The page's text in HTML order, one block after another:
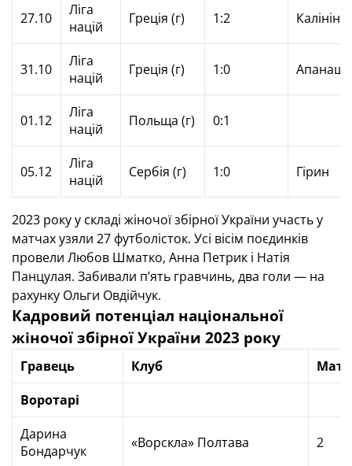
27.10
Ліга
націй
Греція (г) 1:2 Калініна
31.10
Ліга
націй
Греція (г) 1:0
01.12
Ліга
націй
Польща (г) 0:1
05.12
Ліга
націй
Сербія (г) 1:0 Гірин
2023 року у складі жіночої збірної України участь у
матчах узяли 27 футболісток. Усі вісім поєдинків
провели Любов Шматко, Анна Петрик і Натія
Панцулая. Забивали п’ять гравчинь, два голи — на
рахунку Ольги Овдійчук.
Кадровий потенціал національної
жіночої збірної України 2023 року
Гравець Клуб
Воротарі
Дарина
Бондарчук
«Ворскла» Полтава 2